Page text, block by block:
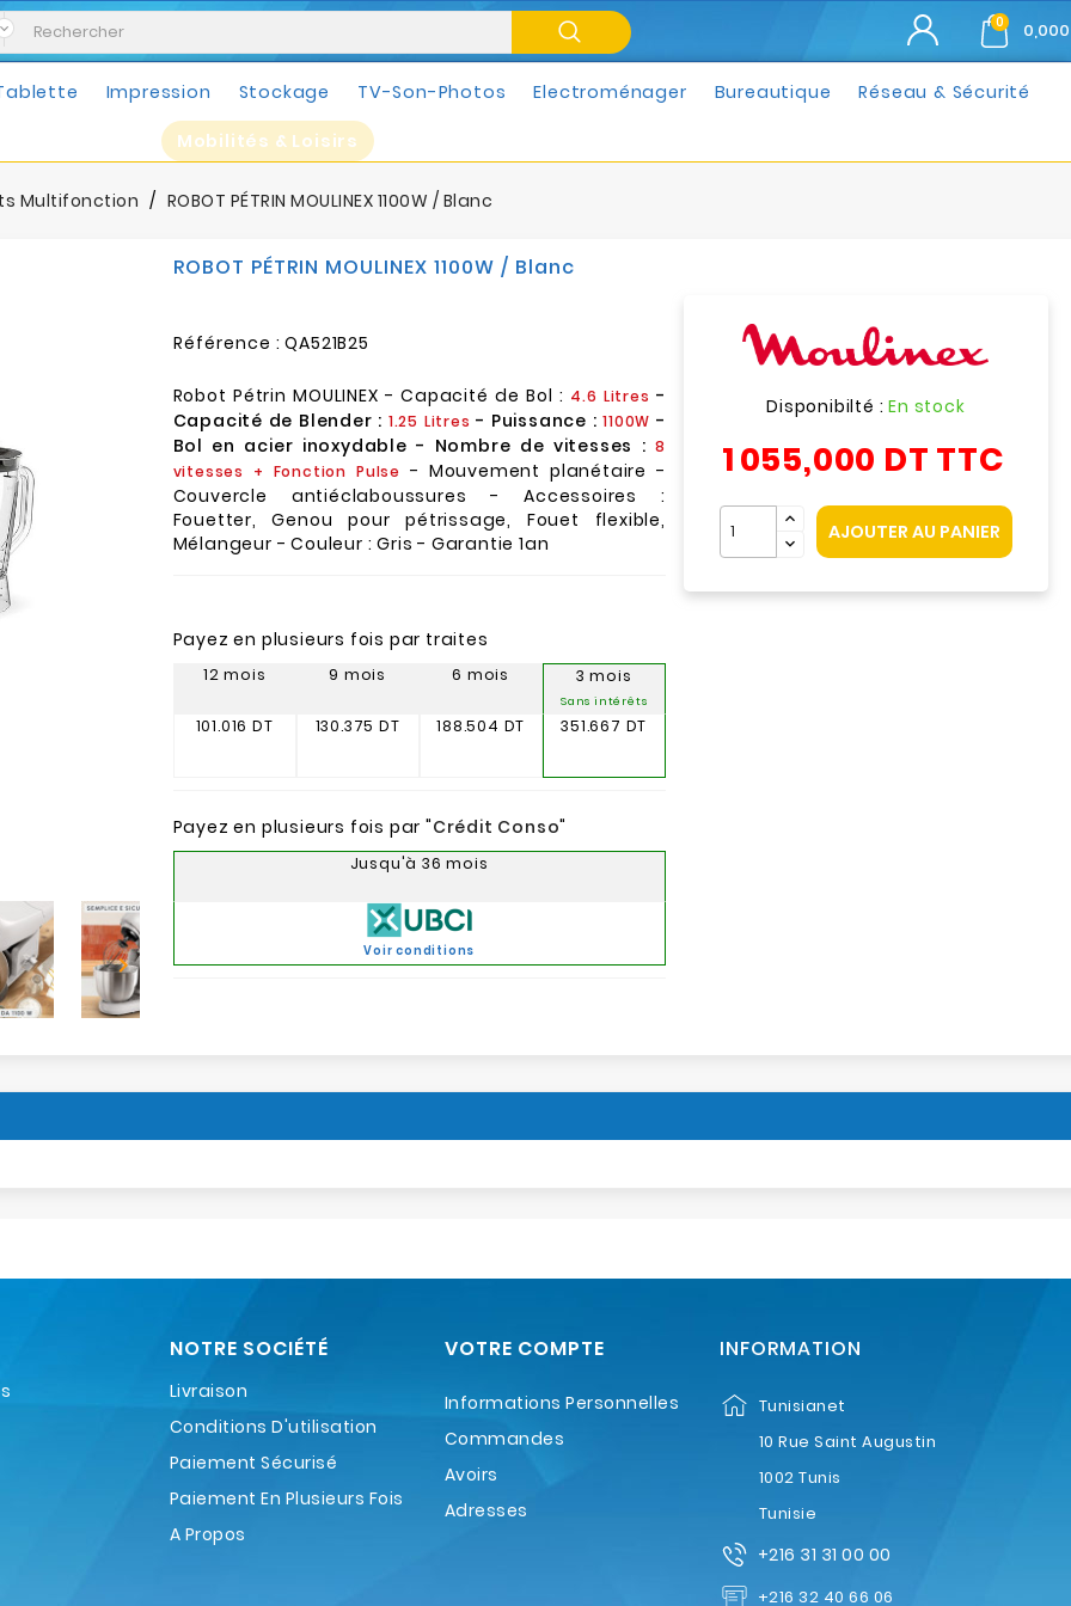
0
Impression Stockage TV-Son-Photos Electroménager Bureautique Réseau & Sécurité
Mobilités & Loisirs
Multifonction ROBOT PÉTRIN MOULINEX 1100W / Blanc

ROBOT PÉTRIN MOULINEX 1100W / Blanc
Référence : QA521B25
Robot Pétrin MOULINEX - Capacité de Bol : 4.6 Litres -
Capacité de Blender : 1.25 Litres - Puissance :1100W -
Bol en acier inoxydable - Nombre de vitesses : 8
vitesses + Fonction Pulse - Mouvement planétaire -
Couvercle antiéclaboussures - Accessoires :
Fouetter, Genou pour pétrissage, Fouet flexible,
Mélangeur - Couleur : Gris - Garantie 1an
Disponibilté :En stock
1 055,000 DT TTC
AJOUTER AU PANIER
Payez en plusieurs fois par traites
12 mois
101.016 DT
9 mois
130.375 DT
6 mois
188.504 DT
3 mois
Sans intérêts
351.667 DT
Payez en plusieurs fois par "Crédit Conso"
Jusqu'à 36 mois
Voir conditions
NOTRE SOCIÉTÉ
Livraison
Conditions D'utilisation
Paiement Sécurisé
Paiement En Plusieurs Fois
A Propos
VOTRE COMPTE
Informations Personnelles
Commandes
Avoirs
Adresses
INFORMATION
Tunisianet
10 Rue Saint Augustin
1002 Tunis
Tunisie
+216 31 31 00 00
+216 32 40 66 06